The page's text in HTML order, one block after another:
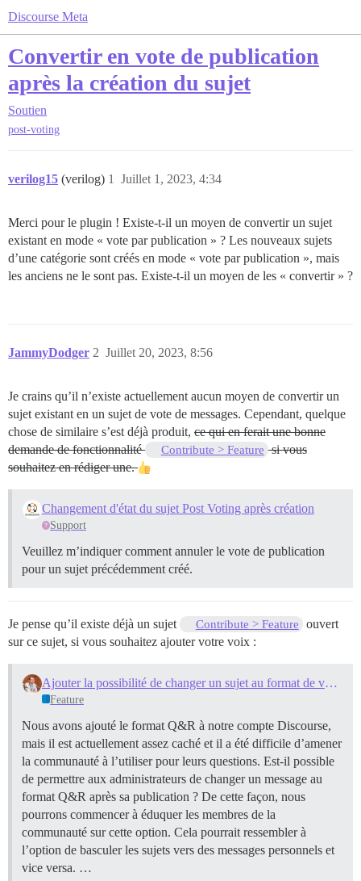
Discourse Meta
Convertir en vote de publication
après la création du sujet
Soutien
post-voting
verilog15 (verilog) Juillet 1, 2023, 4:34
1
Merci pour le plugin ! Existe-t-il un moyen de convertir un sujet
existant en mode « vote par publication » ? Les nouveaux sujets
d’une catégorie sont créés en mode « vote par publication », mais
les anciens ne le sont pas. Existe-t-il un moyen de les « convertir » ?
JammyDodger Juillet 20, 2023, 8:56
2
Je crains qu’il n’existe actuellement aucun moyen de convertir un
sujet existant en un sujet de vote de messages. Cependant, quelque
chose de similaire s’est déjà produit, ce qui en ferait une bonne
demande de fonctionnalité
Contribute > Feature si vous
souhaitez en rédiger une.
Changement d'état du sujet Post Voting après création
Support
Veuillez m’indiquer comment annuler le vote de publication
pour un sujet précédemment créé.
Je pense qu’il existe déjà un sujet Contribute > Feature
ouvert
sur ce sujet, si vous souhaitez ajouter votre voix :
Ajouter la possibilité de changer un sujet au format de vote de publication par un administrateur/membre du personnel
Feature
Nous avons ajouté le format Q&R à notre compte Discourse,
mais il est actuellement assez caché et il a été difficile d’amener
la communauté à l’utiliser pour leurs questions. Est-il possible
de permettre aux administrateurs de changer un message au
format Q&R après sa publication ? De cette façon, nous
pourrons commencer à éduquer les membres de la
communauté sur cette option. Cela pourrait ressembler à
l’option de basculer les sujets vers des messages personnels et
vice versa. …